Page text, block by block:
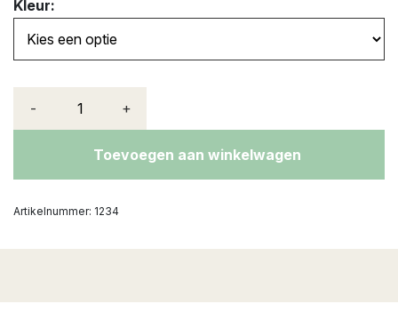
Kleur:
- +
Toevoegen aan winkelwagen
Artikelnummer: 1234